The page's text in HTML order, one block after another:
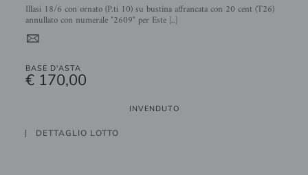
Illasi 18/6 con ornato (P.ti 10) su bustina affrancata con 20 cent (T26)
annullato con numerale "2609" per Este [..]
4
BASE D'ASTA
€ 170,00
INVENDUTO
DETTAGLIO LOTTO